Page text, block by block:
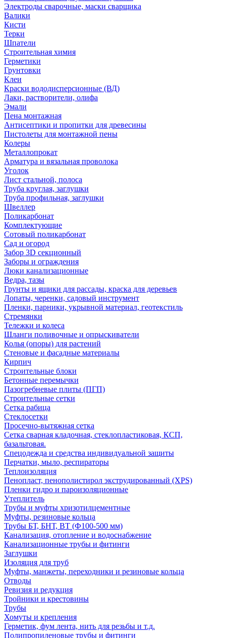
Электроды сварочные, маски сварщика
Валики
Кисти
Терки
Шпатели
Строительная химия
Герметики
Грунтовки
Клеи
Краски вододисперсионные (ВД)
Лаки, растворители, олифа
Эмали
Пена монтажная
Антисептики и пропитки для древесины
Пистолеты для монтажной пены
Колеры
Металлопрокат
Арматура и вязальная проволока
Уголок
Лист стальной, полоса
Труба круглая, заглушки
Труба профильная, заглушки
Швеллер
Поликарбонат
Комплектующие
Сотовый поликарбонат
Сад и огород
Забор 3D секционный
Заборы и ограждения
Люки канализационные
Ведра, тазы
Грунты и ящики для рассады, краска для деревьев
Лопаты, черенки, садовый инструмент
Пленки, парники, укрывной материал, геотекстиль
Стремянки
Тележки и колеса
Шланги поливочные и опрыскиватели
Колья (опоры) для растений
Стеновые и фасадные материалы
Кирпич
Строительные блоки
Бетонные перемычки
Пазогребневые плиты (ПГП)
Строительные сетки
Сетка рабица
Стеклосетки
Просечно-вытяжная сетка
Сетка сварная кладочная, стеклопластиковая, КСП,
базальтовая.
Спецодежда и средства индивидуальной защиты
Перчатки, мыло, респираторы
Теплоизоляция
Пенопласт, пенополистирол экструдированный (XPS)
Пленки гидро и пароизоляционные
Утеплитель
Трубы и муфты хризотилцементные
Муфты, резиновые кольца
Трубы БТ, БНТ, ВТ (Ф100-500 мм)
Канализация, отопление и водоснабжение
Канализационные трубы и фитинги
Заглушки
Изоляция для труб
Муфты, манжеты, переходники и резиновые кольца
Отводы
Ревизия и редукция
Тройники и крестовины
Трубы
Хомуты и крепления
Герметик, фум лента, нить для резьбы и т.д.
Полипропиленовые трубы и фитинги